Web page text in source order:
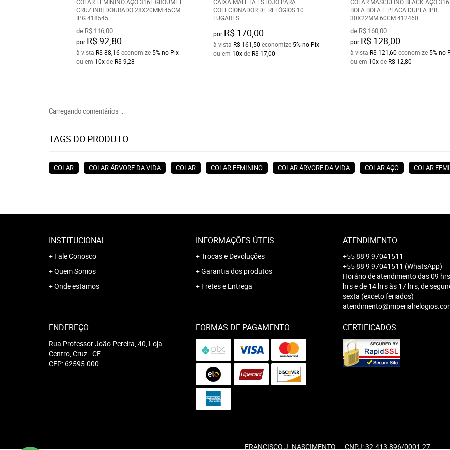
CRUZ INRI DOURADO 28X20MM 45CM
IPG 418545
deR$ 116,00
por R$ 92,80
à vista R$ 88,16economize 5%no Pix
ou em 10xde R$ 9,28
COLECIONADOR DE RELÓGIOS 10
LUGARES
por R$ 170,00
à vista R$ 161,50 economize 5% no Pix
ou em 10xde R$ 17,00
BOLA BOLA E PLACA DUPLA IPB
30X22MM 60CM 412460
deR$ 160,00
por R$ 128,00
à vista R$ 121,60 economize 5%no
ou em 10xde R$ 12,80
Carregando comentários ...
TAGS DO PRODUTO
COLAR COLAR ÁRVORE DA VIDA COLAR COLAR FEMININO COLAR ÁRVORE DA VIDA COLAR AÇO COLAR
INSTITUCIONAL
Fale Conosco
Quem Somos
Onde estamos
INFORMAÇÕES ÚTEIS
Trocas e Devoluções
Garantia dos produtos
Fretes e Entrega
ATENDIMENTO
+55 88 9 97041511
+55 88 9 97041511 (WhatsApp)
Horário de atendimento das 09
hrs e de 14 hrs às 17 hrs, de
sexta (exceto feriados)
ENDEREÇO
Rua Professor João Pereira, 40, Loja -
Centro, Cruz-CE
CEP: 62595-000
FORMAS DE PAGAMENTO CERTIFICADOS
FRANCISCO J. NASCIMENTO CNPJ: 32.413.896/0001-27